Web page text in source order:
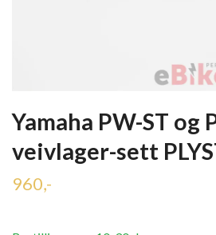
Yamaha PW-ST og
veivlager-sett
960,-